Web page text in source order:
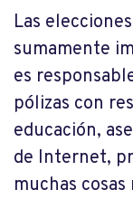
Las
sumamente
es
pólizas con
educación,
de Internet,
muchas